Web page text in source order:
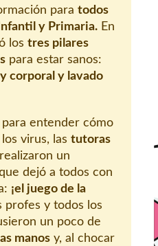
para todos
y Primaria. En
los tres pilares
para estar sanos:
corporal y lavado
para entender cómo
virus, las tutoras
un
dejó a todos con
¡el juego de la
profes y todos los
un poco de
manos y, al chocar